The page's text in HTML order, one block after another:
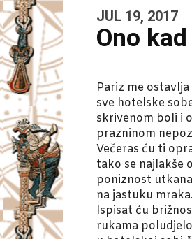
JUL 19, 2017
Ono
Pariz me
sve hotelske
skrivenom boli i
prazninom
Večeras ću ti
tako se najlakše
poniznost
na jastuku
Ispisat ću
rukama